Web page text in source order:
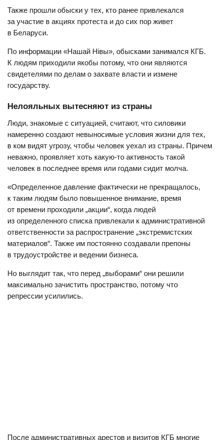
Также прошли обыски у тех, кто ранее привлекался
за участие в акциях протеста и до сих пор живет
в Беларуси.
По информации «Нашай Нівы», обысками занимался КГБ.
К людям приходили якобы потому, что они являются
свидетелями по делам о захвате власти и измене
государству.
Нелояльных вытесняют из страны
Люди, знакомые с ситуацией, считают, что силовики
намеренно создают невыносимые условия жизни для тех,
в ком видят угрозу, чтобы человек уехал из страны. Причем
неважно, проявляет хоть какую-то активность такой
человек в последнее время или годами сидит молча.
«Определенное давление фактически не прекращалось,
к таким людям было повышенное внимание, время
от времени проходили „акции“, когда людей
из определенного списка привлекали к административной
ответственности за распространение „экстремистских
материалов“. Также им постоянно создавали препоны
в трудоустройстве и ведении бизнеса.
Но выглядит так, что перед „выборами“ они решили
максимально зачистить пространство, потому что
репрессии усилились.
После административных арестов и визитов КГБ многие